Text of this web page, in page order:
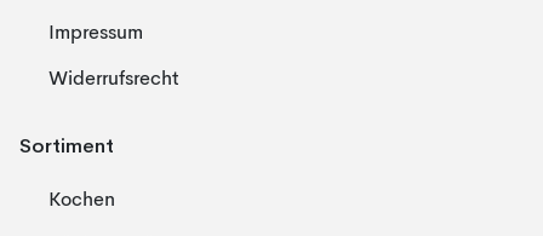
Impressum
Widerrufsrecht
Sortiment
Kochen